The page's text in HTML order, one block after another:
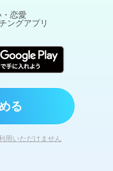
恋愛
ングアプリ
る
用いただけません